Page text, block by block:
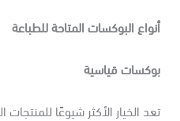
البوكسات المتاحة للطباعة
قياسية
الخيار الأكثر شيوعًا للمنتجات